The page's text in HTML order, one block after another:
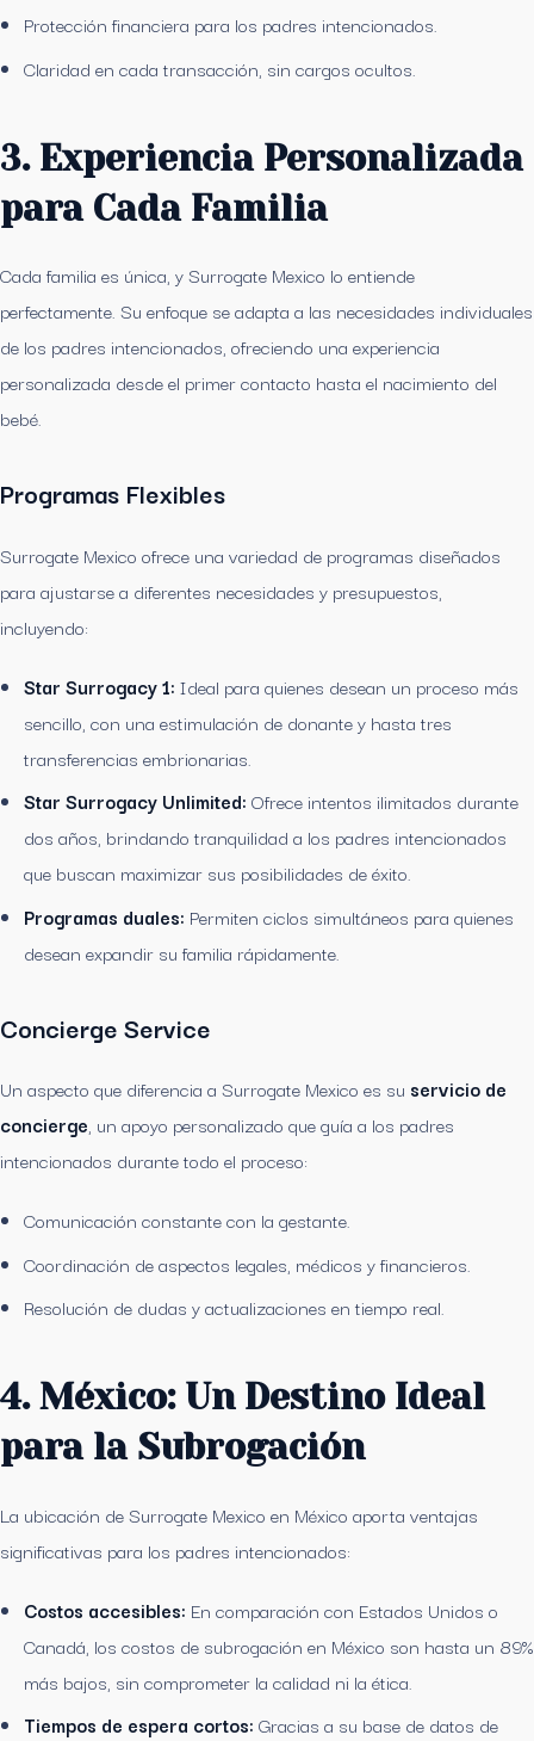
Protección financiera para los padres intencionados.
Claridad en cada transacción, sin cargos ocultos.
3. Experiencia Personalizada
para Cada Familia
Cada familia es única, y Surrogate Mexico lo entiende
perfectamente. Su enfoque se adapta a las necesidades individuales
de los padres intencionados, ofreciendo una experiencia
personalizada desde el primer contacto hasta el nacimiento del
bebé.
Programas Flexibles
Surrogate Mexico ofrece una variedad de programas diseñados
para ajustarse a diferentes necesidades y presupuestos,
incluyendo:
Star Surrogacy 1: Ideal para quienes desean un proceso más
sencillo, con una estimulación de donante y hasta tres
transferencias embrionarias.
Star Surrogacy Unlimited: Ofrece intentos ilimitados durante
dos años, brindando tranquilidad a los padres intencionados
que buscan maximizar sus posibilidades de éxito.
Programas duales: Permiten ciclos simultáneos para quienes
desean expandir su familia rápidamente.
Concierge Service
Un aspecto que diferencia a Surrogate Mexico es su servicio de
concierge, un apoyo personalizado que guía a los padres
intencionados durante todo el proceso:
Comunicación constante con la gestante.
Coordinación de aspectos legales, médicos y financieros.
Resolución de dudas y actualizaciones en tiempo real.
4. México: Un Destino Ideal
para la Subrogación
La ubicación de Surrogate Mexico en México aporta ventajas
significativas para los padres intencionados:
Costos accesibles: En comparación con Estados Unidos o
Canadá, los costos de subrogación en México son hasta un 89%
más bajos, sin comprometer la calidad ni la ética.
Tiempos de espera cortos: Gracias a su base de datos de